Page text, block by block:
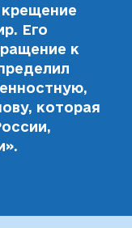
крещение
Его
к
которая